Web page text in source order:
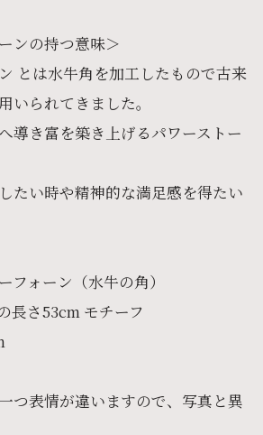
ンの持つ意味＞
とは水牛角を加工したもので古来
いられてきました。
導き富を築き上げるパワーストー
たい時や精神的な満足感を得たい
フォーン（水牛の角）
長さ53cm モチーフ
つ表情が違いますので、写真と異